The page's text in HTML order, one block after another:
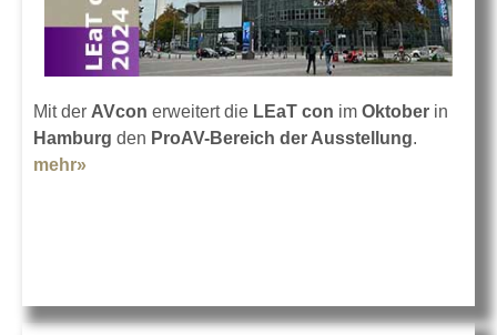
Mit der AVcon erweitert die LEaT con im Oktober in
Hamburg den ProAV-Bereich der Ausstellung.
mehr»